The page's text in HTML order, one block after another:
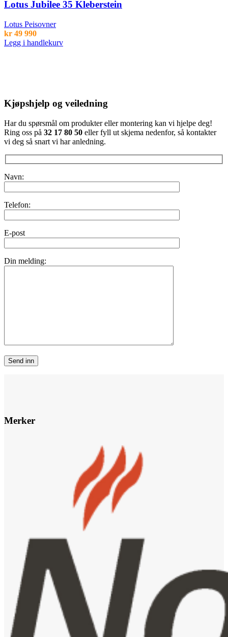
Lotus Jubilee 35 Kleberstein
Lotus Peisovner
kr 49 990
Legg i handlekurv
Kjøpshjelp og veiledning
Har du spørsmål om produkter eller montering kan vi hjelpe deg!
Ring oss på 32 17 80 50 eller fyll ut skjema nedenfor, så kontakter
vi deg så snart vi har anledning.
Navn:
Telefon:
E-post
Din melding:
Merker